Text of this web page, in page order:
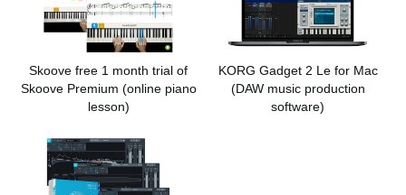
Skoove free 1 month trial of
Skoove Premium (online piano
lesson)
KORG Gadget 2 Le for Mac
(DAW music production
software)